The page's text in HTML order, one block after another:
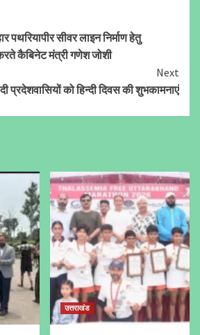
पथरियापीर सीवर लाइन निर्माण हेतु
कैबिनेट मंत्री गणेश जोशी
Next
प्रदेशवासियों को हिन्दी दिवस की शुभकामनाएं
उत्तराखंड